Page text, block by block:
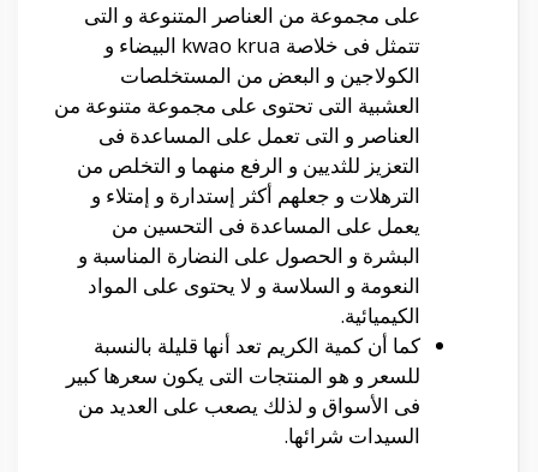
على مجموعة من العناصر المتنوعة و التى
تتمثل فى خلاصة kwao krua البيضاء و
الكولاجين و البعض من المستخلصات
العشبية التى تحتوى على مجموعة متنوعة من
العناصر و التى تعمل على المساعدة فى
التعزيز للثديين و الرفع منهما و التخلص من
الترهلات و جعلهم أكثر إستدارة و إمتلاء و
يعمل على المساعدة فى التحسين من
البشرة و الحصول على النضارة المناسبة و
النعومة و السلاسة و لا يحتوى على المواد
الكيميائية.
كما أن كمية الكريم تعد أنها قليلة بالنسبة
للسعر و هو المنتجات التى يكون سعرها كبير
فى الأسواق و لذلك يصعب على العديد من
السيدات شرائها.